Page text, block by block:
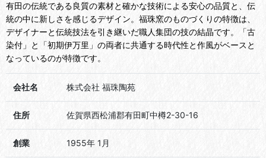
有田の伝統である良質の素材と確かな技術による安心の品質と、伝
統の中に新しさを感じるデザイン。福珠窯のものづくりの特徴は、
デザイナーと伝統技法を引き継いだ職人集団の技の結晶です。
「古
染付」と「初期伊万里」の両者に共通する時代性と作風がベースと
なっているのが特徴です。
会社名 株式会社 福珠陶苑
住所 佐賀県西松浦郡有田町中樽2-30-16
創業 1955年 1月